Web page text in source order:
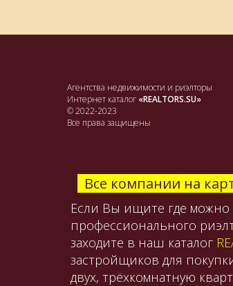
Агентства недвижимости и риэлторы
Интернет каталог «REALTORS.SU»
© 2022-2023
Все права защищены
Все компании на
Если Вы ищите где можно
профессионального
заходите в наш каталог
застройщиков для
двух, трёхкомнатную